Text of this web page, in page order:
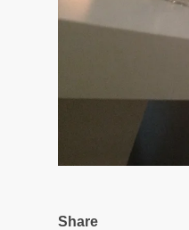
Share